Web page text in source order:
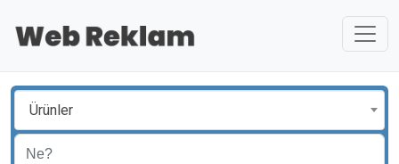
Ürünler